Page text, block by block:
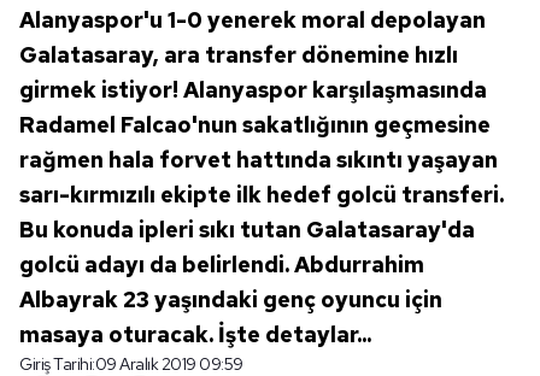
Alanyaspor'u 1-0 yenerek moral depolayan
Galatasaray, ara transfer dönemine hızlı
girmek istiyor! Alanyaspor karşılaşmasında
Radamel Falcao'nun sakatlığının geçmesine
rağmen hala forvet hattında sıkıntı yaşayan
sarı-kırmızılı ekipte ilk hedef golcü transferi.
Bu konuda ipleri sıkı tutan Galatasaray'da
golcü adayı da belirlendi. Abdurrahim
Albayrak 23 yaşındaki genç oyuncu için
masaya oturacak. İşte detaylar...
Giriş Tarihi:09 Aralık 2019 09:59